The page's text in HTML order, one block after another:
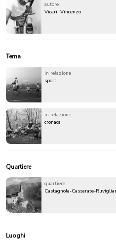
autore
Vicari, Vincenzo
Tema
in relazione
sport
in relazione
cronaca
Quartiere
quartiere
Castagnola-Cassarate-
Luoghi